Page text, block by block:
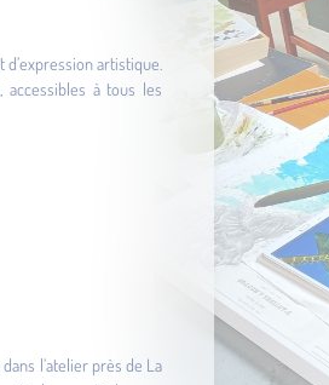
artistique.
accessibles à tous les
l’atelier près de La